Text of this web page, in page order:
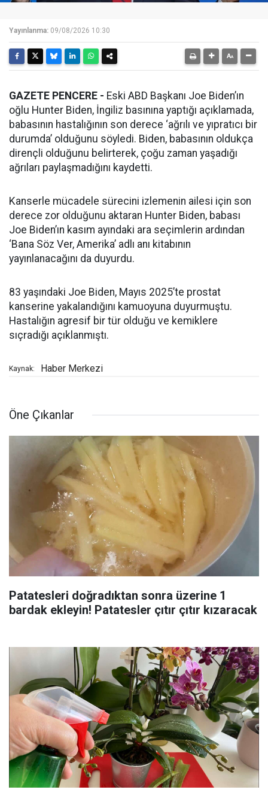
Yayınlanma: 09/08/2026 10:30
GAZETE PENCERE - Eski ABD Başkanı Joe Biden’ın
oğlu Hunter Biden, İngiliz basınına yaptığı açıklamada,
babasının hastalığının son derece ‘ağrılı ve yıpratıcı bir
durumda’ olduğunu söyledi. Biden, babasının oldukça
dirençli olduğunu belirterek, çoğu zaman yaşadığı
ağrıları paylaşmadığını kaydetti.
Kanserle mücadele sürecini izlemenin ailesi için son
derece zor olduğunu aktaran Hunter Biden, babası
Joe Biden’ın kasım ayındaki ara seçimlerin ardından
‘Bana Söz Ver, Amerika’ adlı anı kitabının
yayınlanacağını da duyurdu.
83 yaşındaki Joe Biden, Mayıs 2025’te prostat
kanserine yakalandığını kamuoyuna duyurmuştu.
Hastalığın agresif bir tür olduğu ve kemiklere
sıçradığı açıklanmıştı.
Kaynak: Haber Merkezi
Öne Çıkanlar
Patatesleri doğradıktan sonra üzerine 1
bardak ekleyin! Patatesler çıtır çıtır kızaracak